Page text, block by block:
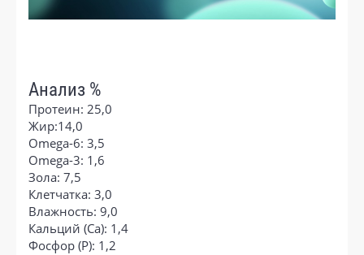
Анализ %
Протеин: 25,0
Жир:14,0
Omega-6: 3,5
Omega-3: 1,6
Зола: 7,5
Клетчатка: 3,0
Влажность: 9,0
Кальций (Са): 1,4
Фосфор (P): 1,2